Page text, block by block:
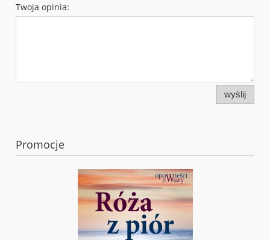
Twoja opinia:
wyślij
Promocje